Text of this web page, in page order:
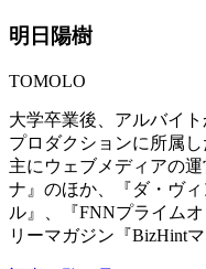
明日陽樹
TOMOLO
大学卒業後、アルバイ
プロダクションに所属
主にウェブメディアの
ナ』のほか、『ダ・ヴ
ル』、『FNNプライム
リーマガジン『BizHint